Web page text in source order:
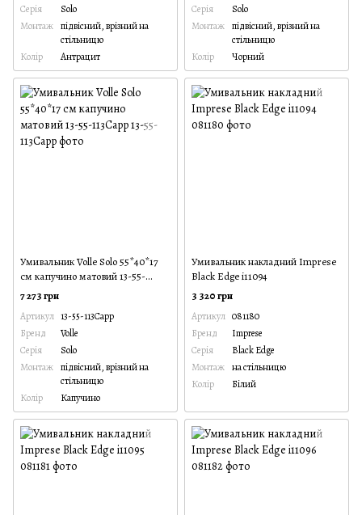
Серія
Solo
Монтаж підвісний, врізний на
стільницю
Колір
Антрацит
Серія
Solo
Монтаж підвісний, врізний на
стільницю
Колір
Чорний
Умивальник Volle Solo 55*40*17
см капучино матовий 13-55-
113Capp
7 273 грн
Артикул 13-55-113Capp
Бренд
Volle
Серія
Solo
Монтаж підвісний, врізний на
стільницю
Колір
Капучино
Умивальник накладний Imprese
Black Edge i11094
3 320 грн
Артикул 081180
Бренд
Imprese
Серія
Black Edge
Монтаж на стільницю
Колір
Білий